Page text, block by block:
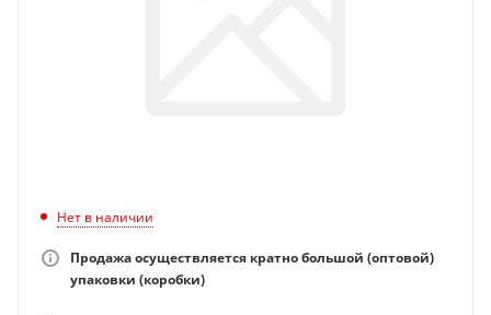
Нет в наличии
Продажа осуществляется кратно большой (оптовой)
упаковки (коробки)